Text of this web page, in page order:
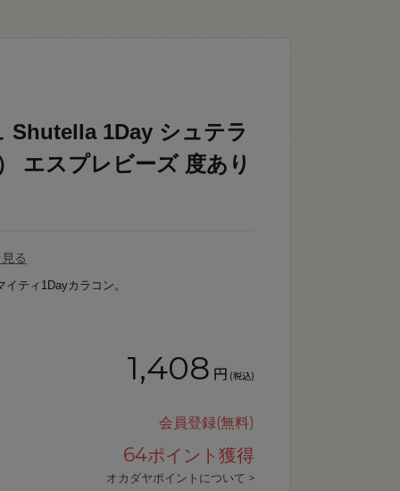
Shutella 1Day シュテラ
エスプレビーズ 度あり
る
ティ1Dayカラコン。
1,408 円 (税込)
会員登録(無料)
64ポイント獲得
オカダヤポイントについて >